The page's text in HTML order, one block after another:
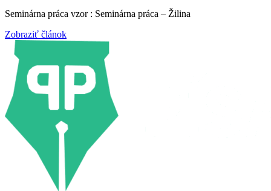
Seminárna práca vzor : Seminárna práca – Žilina
Zobraziť článok